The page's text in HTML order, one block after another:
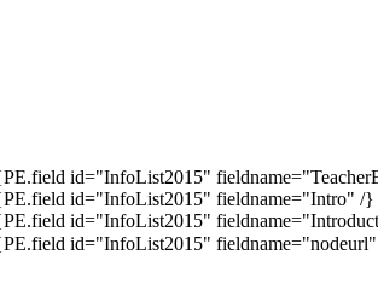
id="InfoList2015"
id="InfoList2015" fieldname="Intro" /}
id="InfoList2015"
id="InfoList2015"